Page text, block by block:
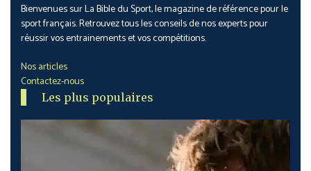
Bienvenues sur La Bible du Sport, le magazine de référence pour le
sport français. Retrouvez tous les conseils de nos experts pour
réussir vos entrainements et vos compétitions.
Nos articles
Contactez-nous
Les plus populaires